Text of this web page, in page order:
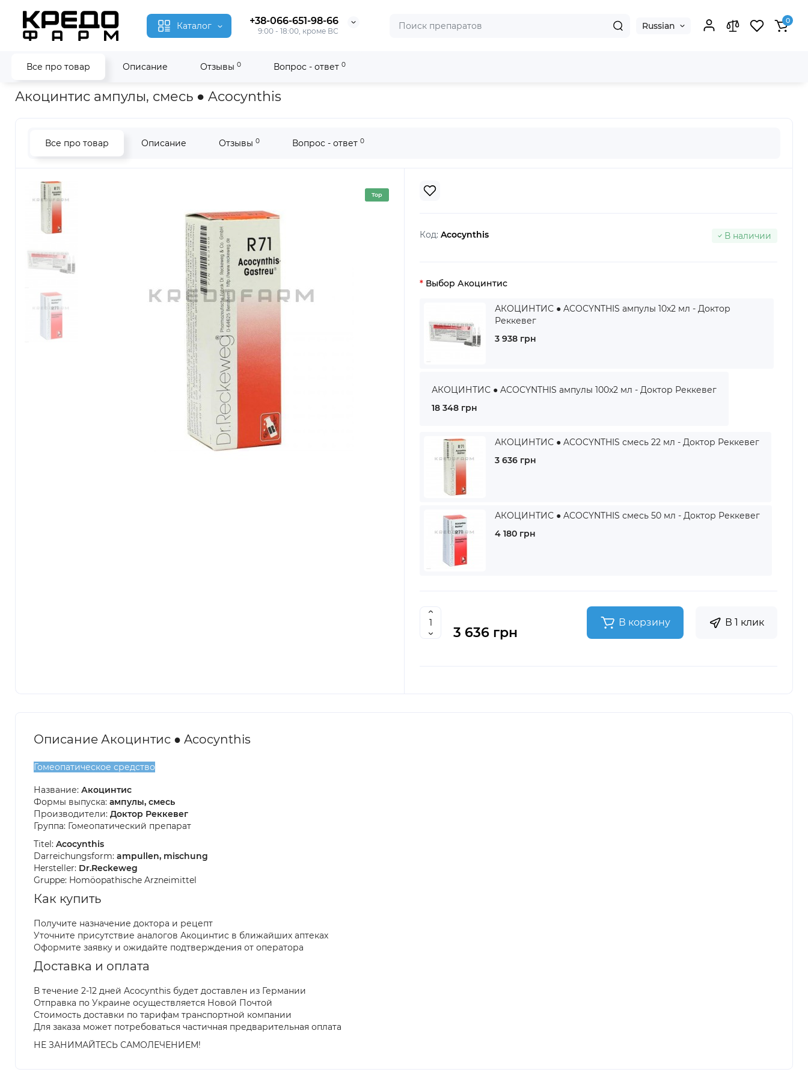
Каталог +38-066-651-98-66
9:00 - 18:00, кроме ВС Russian 0
Все про товар Описание Отзывы 0 Вопрос - ответ 0
Главная Гомеопатия Акоцинтис ● Acocynthis
Акоцинтис ампулы, смесь ● Acocynthis
Все про товар Описание Отзывы 0 Вопрос - ответ 0
Top
Код: Acocynthis В наличии
Выбор Акоцинтис
АКОЦИНТИС ● ACOCYNTHIS ампулы 10x2 мл - Доктор
Реккевег
3 938 грн
АКОЦИНТИС ● ACOCYNTHIS ампулы 100x2 мл - Доктор Реккевег
18 348 грн
АКОЦИНТИС ● ACOCYNTHIS смесь 22 мл - Доктор Реккевег
3 636 грн
АКОЦИНТИС ● ACOCYNTHIS смесь 50 мл - Доктор Реккевег
4 180 грн
3 636 грн
В корзину В 1 клик
Описание Акоцинтис ● Acocynthis
Гомеопатическое средство
Название: Акоцинтис
Формы выпуска: ампулы, смесь
Производители: Доктор Реккевег
Группа: Гомеопатический препарат
Titel: Acocynthis
Darreichungsform: ampullen, mischung
Hersteller: Dr.Reckeweg
Gruppe: Homöopathische Arzneimittel
Как купить
Получите назначение доктора и рецепт
Уточните присутствие аналогов Акоцинтис в ближайших аптеках
Оформите заявку и ожидайте подтверждения от оператора
Доставка и оплата
В течение 2-12 дней Acocynthis будет доставлен из Германии
Отправка по Украине осуществляется Новой Почтой
Стоимость доставки по тарифам транспортной компании
Для заказа может потребоваться частичная предварительная оплата
НЕ ЗАНИМАЙТЕСЬ САМОЛЕЧЕНИЕМ!